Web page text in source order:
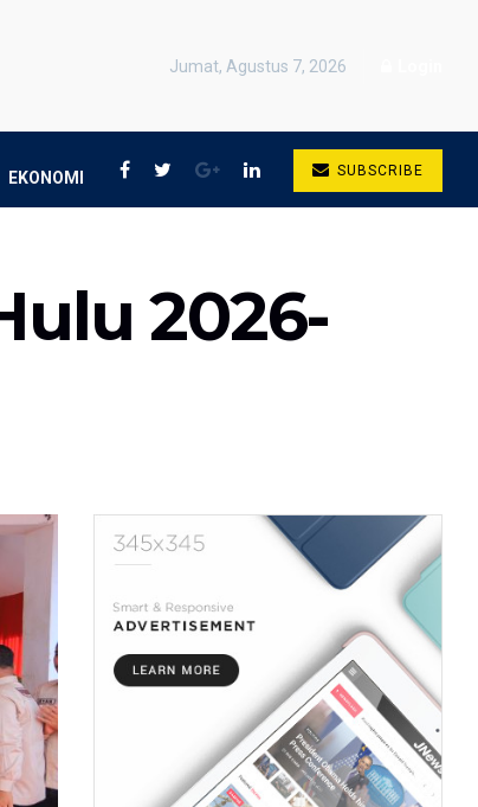
Jumat, Agustus 7, 2026
EKONOMI SUBSCRIBE
2026-